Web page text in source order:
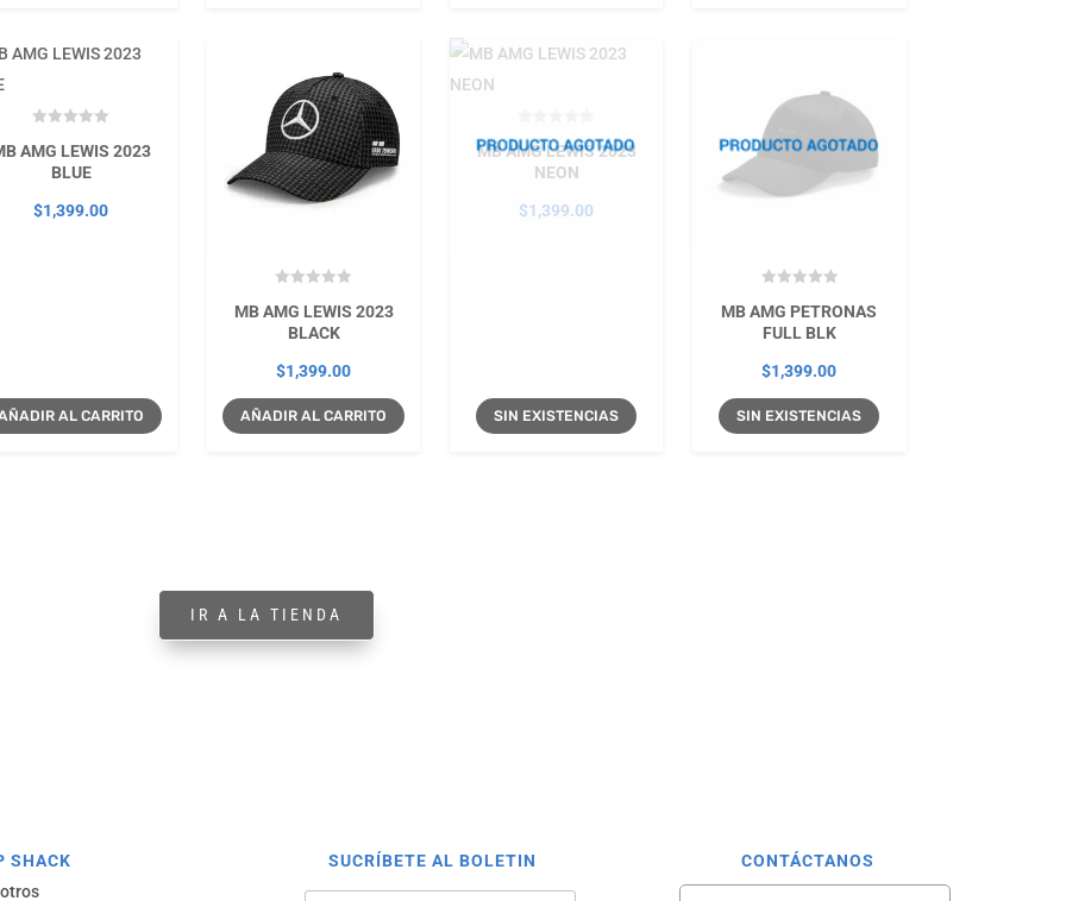
$1,999.00.
AMG LEWIS 2023
BLUE
$1,399.00
AL CARRITO
MB AMG LEWIS 2023
BLACK
$1,399.00
AÑADIR AL CARRITO
MB AMG LEWIS 2023
NEON
$1,399.00
SIN EXISTENCIAS
MB AMG PETRONAS
FULL BLK
$1,399.00
SIN EXISTENCIAS
IR A LA TIENDA
SHACK
SUCRÍBETE AL BOLETIN CONTÁCTANOS